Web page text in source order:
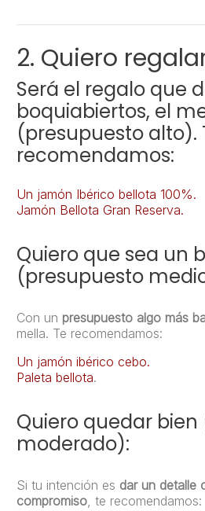
2. Quiero
Será el regalo que
boquiabiertos, el
(presupuesto alto).
recomendamos:
Un jamón Ibérico bellota 100%.
Jamón Bellota Gran Reserva.
Quiero que sea un
(presupuesto
Con un presupuesto algo más
mella. Te recomendamos:
Un jamón ibérico cebo.
Paleta bellota.
Quiero quedar
moderado):
Si tu intención es dar un detalle
compromiso , te recomendamos: